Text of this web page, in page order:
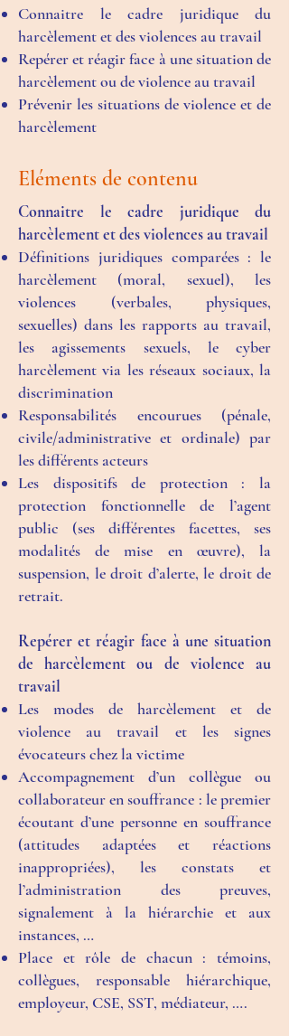
Connaitre le cadre juridique du
harcèlement et des violences au travail
Repérer et réagir face à une situation de
harcèlement ou de violence au travail
Prévenir les situations de violence et de
harcèlement
Eléments de contenu
Connaitre le cadre juridique du
harcèlement et des violences au travail
Définitions juridiques comparées : le
harcèlement (moral, sexuel), les
violences (verbales, physiques,
sexuelles) dans les rapports au travail,
les agissements sexuels, le cyber
harcèlement via les réseaux sociaux, la
discrimination
Responsabilités encourues (pénale,
civile/administrative et ordinale) par
les différents acteurs
Les dispositifs de protection : la
protection fonctionnelle de l’agent
public (ses différentes facettes, ses
modalités de mise en œuvre), la
suspension, le droit d’alerte, le droit de
retrait.
Repérer et réagir face à une situation
de harcèlement ou de violence au
travail
Les modes de harcèlement et de
violence au travail et les signes
évocateurs chez la victime
Accompagnement d’un collègue ou
collaborateur en souffrance : le premier
écoutant d’une personne en souffrance
(attitudes adaptées et réactions
inappropriées), les constats et
l’administration des preuves,
signalement à la hiérarchie et aux
instances, …
Place et rôle de chacun : témoins,
collègues, responsable hiérarchique,
employeur, CSE, SST, médiateur, ….